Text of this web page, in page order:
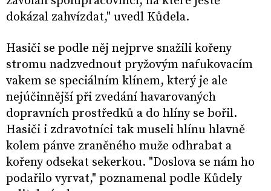
dokázal zahvízdat," uvedl Kůdela.
Hasiči se podle něj nejprve snažili kořeny
stromu nadzvednout pryžovým nafukovacím
vakem se speciálním klínem, který je ale
nejúčinnější při zvedání havarovaných
dopravních prostředků a do hlíny se bořil.
Hasiči i zdravotníci tak museli hlínu hlavně
kolem pánve zraněného muže odhrabat a
kořeny odsekat sekerkou. "Doslova se nám ho
podařilo vyrvat," poznamenal podle Kůdely